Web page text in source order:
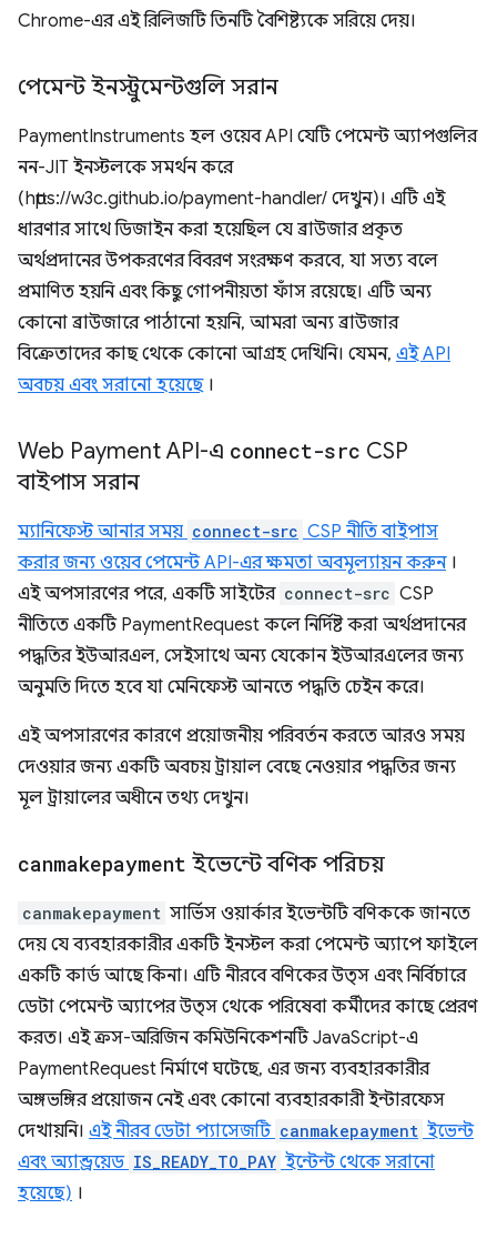
Chrome-এর এই রিলিজটি তিনটি বৈশিষ্ট্যকে সরিয়ে দেয়।
পেমেন্ট ইনস্ট্রুমেন্টগুলি সরান
PaymentInstruments হল ওয়েব API যেটি পেমেন্ট অ্যাপগুলির
নন-JIT ইনস্টলকে সমর্থন করে
(https://w3c.github.io/payment-handler/ দেখুন)। এটি এই
ধারণার সাথে ডিজাইন করা হয়েছিল যে ব্রাউজার প্রকৃত
অর্থপ্রদানের উপকরণের বিবরণ সংরক্ষণ করবে, যা সত্য বলে
প্রমাণিত হয়নি এবং কিছু গোপনীয়তা ফাঁস রয়েছে। এটি অন্য
কোনো ব্রাউজারে পাঠানো হয়নি, আমরা অন্য ব্রাউজার
বিক্রেতাদের কাছ থেকে কোনো আগ্রহ দেখিনি। যেমন, এই API
অবচয় এবং সরানো হয়েছে।
Web Payment API-এ connect-src CSP
বাইপাস সরান
ম্যানিফেস্ট আনার সময় connect-src CSP নীতি বাইপাস
করার জন্য ওয়েব পেমেন্ট API-এর ক্ষমতা অবমূল্যায়ন করুন।
এই অপসারণের পরে, একটি সাইটের connect-src CSP
নীতিতে একটি PaymentRequest কলে নির্দিষ্ট করা অর্থপ্রদানের
পদ্ধতির ইউআরএল, সেইসাথে অন্য যেকোন ইউআরএলের জন্য
অনুমতি দিতে হবে যা মেনিফেস্ট আনতে পদ্ধতি চেইন করে।
এই অপসারণের কারণে প্রয়োজনীয় পরিবর্তন করতে আরও সময়
দেওয়ার জন্য একটি অবচয় ট্রায়াল বেছে নেওয়ার পদ্ধতির জন্য
মূল ট্রায়ালের অধীনে তথ্য দেখুন।
canmakepayment ইভেন্টে বণিক পরিচয়
canmakepayment সার্ভিস ওয়ার্কার ইভেন্টটি বণিককে জানতে
দেয় যে ব্যবহারকারীর একটি ইনস্টল করা পেমেন্ট অ্যাপে ফাইলে
একটি কার্ড আছে কিনা। এটি নীরবে বণিকের উত্স এবং নির্বিচারে
ডেটা পেমেন্ট অ্যাপের উত্স থেকে পরিষেবা কর্মীদের কাছে প্রেরণ
করত। এই ক্রস-অরিজিন কমিউনিকেশনটি JavaScript-এ
PaymentRequest নির্মাণে ঘটেছে, এর জন্য ব্যবহারকারীর
অঙ্গভঙ্গির প্রয়োজন নেই এবং কোনো ব্যবহারকারী ইন্টারফেস
দেখায়নি। এই নীরব ডেটা প্যাসেজটি canmakepayment ইভেন্ট
এবং অ্যান্ড্রয়েড IS_READY_TO_PAY ইন্টেন্ট থেকে সরানো
হয়েছে) ।